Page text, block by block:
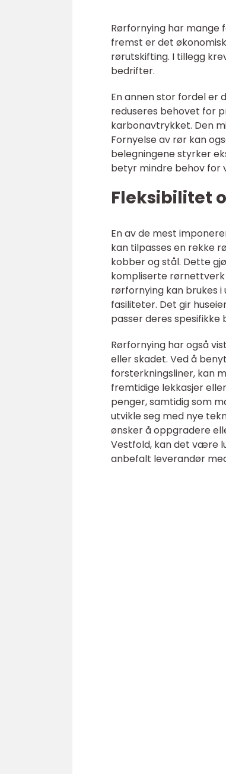
Rørfornying har mange
fremst er det
rørutskifting. I tillegg
bedrifter.
En annen stor fordel er
reduseres behovet for
karbonavtrykket. Den
Fornyelse av rør kan
belegningene styrker
betyr mindre behov for
Fleksibilitet
En av de mest
kan tilpasses en rekke
kobber og stål. Dette
kompliserte rørnettverk
rørfornying kan brukes
fasiliteter. Det gir
passer deres spesifikke
Rørfornying har også
eller skadet. Ved å
forsterkningsliner, kan
fremtidige lekkasjer
penger, samtidig som
utvikle seg med nye
ønsker å oppgradere
Vestfold, kan det være
anbefalt leverandør